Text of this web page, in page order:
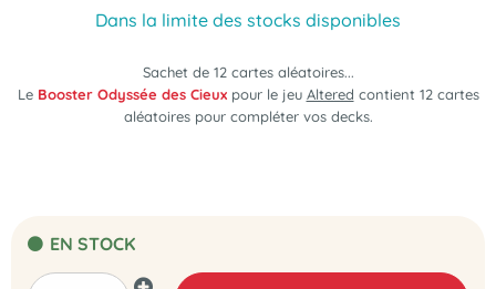
Dans la limite des stocks disponibles
Sachet de 12 cartes aléatoires...
Le Booster Odyssée des Cieuxpour le jeu Altered contient 12 cartes
aléatoires pour compléter vos decks.
EN STOCK